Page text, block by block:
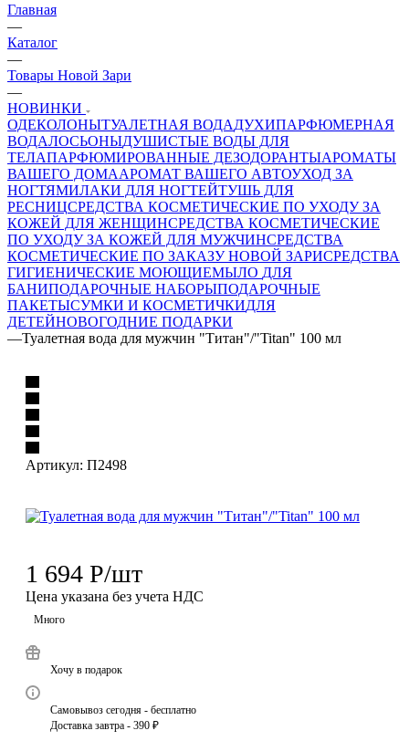
Главная
—
Каталог
—
Товары Новой Зари
—
НОВИНКИ
ОДЕКОЛОНЫТУАЛЕТНАЯ ВОДАДУХИПАРФЮМЕРНАЯ
ВОДАЛОСЬОНЫДУШИСТЫЕ ВОДЫ ДЛЯ
ТЕЛАПАРФЮМИРОВАННЫЕ ДЕЗОДОРАНТЫАРОМАТЫ
ВАШЕГО ДОМААРОМАТ ВАШЕГО АВТОУХОД ЗА
НОГТЯМИЛАКИ ДЛЯ НОГТЕЙТУШЬ ДЛЯ
РЕСНИЦСРЕДСТВА КОСМЕТИЧЕСКИЕ ПО УХОДУ ЗА
КОЖЕЙ ДЛЯ ЖЕНЩИНСРЕДСТВА КОСМЕТИЧЕСКИЕ
ПО УХОДУ ЗА КОЖЕЙ ДЛЯ МУЖЧИНСРЕДСТВА
КОСМЕТИЧЕСКИЕ ПО ЗАКАЗУ НОВОЙ ЗАРИСРЕДСТВА
ГИГИЕНИЧЕСКИЕ МОЮЩИЕМЫЛО ДЛЯ
БАНИПОДАРОЧНЫЕ НАБОРЫПОДАРОЧНЫЕ
ПАКЕТЫСУМКИ И КОСМЕТИЧКИДЛЯ
ДЕТЕЙНОВОГОДНИЕ ПОДАРКИ
—Туалетная вода для мужчин "Титан"/"Titan" 100 мл
Артикул: П2498
1 694 Р/шт
Цена указана без учета НДС
Много
Хочу в подарок
Самовывоз сегодня - бесплатно
Доставка завтра - 390 ₽